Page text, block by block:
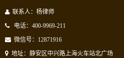
联系人：杨律师
电话：400-9969-211
微信号：12871916
地址：静安区中兴路上海火车站北广场